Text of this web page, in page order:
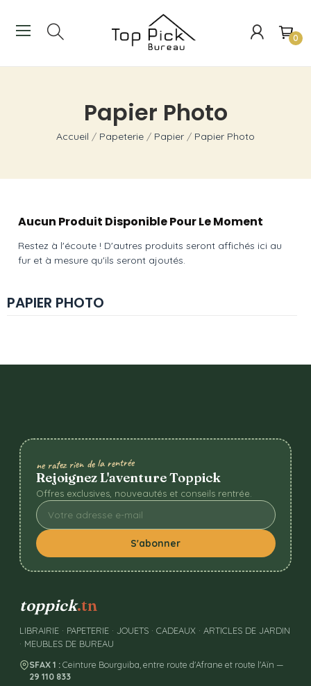
0
Papier Photo
Accueil Papeterie Papier Papier Photo
PAPIER PHOTO
Aucun Produit Disponible Pour Le Moment
Restez à l'écoute ! D'autres produits seront affichés ici au
fur et à mesure qu'ils seront ajoutés.
ne ratez rien de la rentrée
Rejoignez L'aventure Toppick
Offres exclusives, nouveautés et conseils rentrée.
S'abonner
toppick.tn
LIBRAIRIE · PAPETERIE · JOUETS · CADEAUX · ARTICLES DE JARDIN
· MEUBLES DE BUREAU
SFAX 1 : Ceinture Bourguiba, entre route d'Afrane et route l'Aïn —
29 110 833